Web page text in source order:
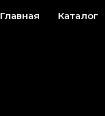
Главная Каталог